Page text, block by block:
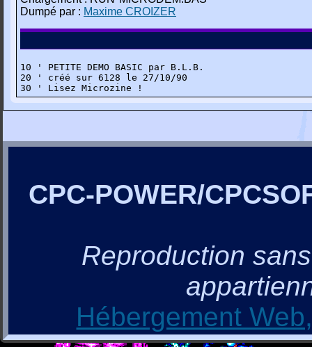
Dumpé par : Maxime CROIZER
10 ' PETITE DEMO BASIC par B.L.B.
20 ' créé sur 6128 le 27/10/90
30 ' Lisez Microzine !
CPC-POWER/
Reproduction
Hébergement